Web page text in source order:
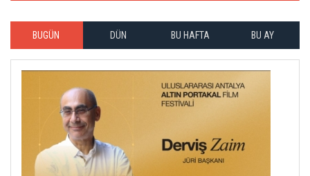
BUGÜN DÜN BU HAFTA BU AY